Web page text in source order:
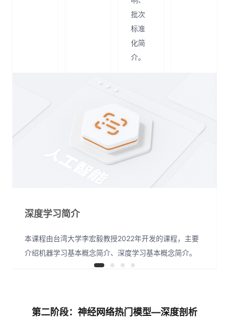
批次
标准
化简
介。
深度学习简介
本课程由台湾大学李宏毅教授2022年开发的课程，主要
介绍机器学习基本概念简介、深度学习基本概念简介。
第二阶段：神经网络热门模型—深度剖析